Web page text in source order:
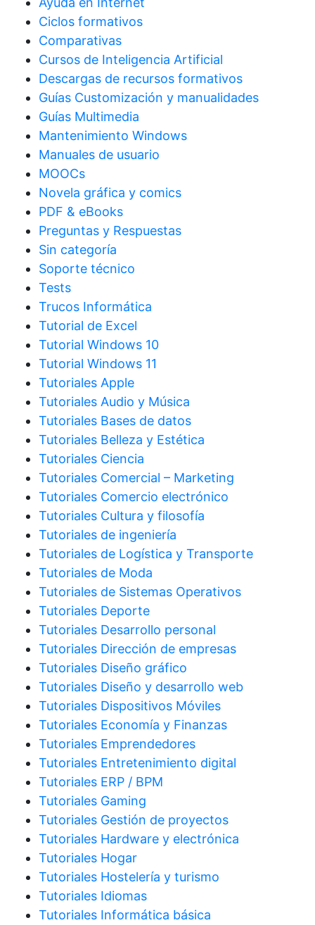
Ciclos formativos
Comparativas
Cursos de Inteligencia Artificial
Descargas de recursos formativos
Guías Customización y manualidades
Guías Multimedia
Mantenimiento Windows
Manuales de usuario
MOOCs
Novela gráfica y comics
PDF & eBooks
Preguntas y Respuestas
Sin categoría
Soporte técnico
Tests
Trucos Informática
Tutorial de Excel
Tutorial Windows 10
Tutorial Windows 11
Tutoriales Apple
Tutoriales Audio y Música
Tutoriales Bases de datos
Tutoriales Belleza y Estética
Tutoriales Ciencia
Tutoriales Comercial – Marketing
Tutoriales Comercio electrónico
Tutoriales Cultura y filosofía
Tutoriales de ingeniería
Tutoriales de Logística y Transporte
Tutoriales de Moda
Tutoriales de Sistemas Operativos
Tutoriales Deporte
Tutoriales Desarrollo personal
Tutoriales Dirección de empresas
Tutoriales Diseño gráfico
Tutoriales Diseño y desarrollo web
Tutoriales Dispositivos Móviles
Tutoriales Economía y Finanzas
Tutoriales Emprendedores
Tutoriales Entretenimiento digital
Tutoriales ERP / BPM
Tutoriales Gaming
Tutoriales Gestión de proyectos
Tutoriales Hardware y electrónica
Tutoriales Hogar
Tutoriales Hostelería y turismo
Tutoriales Idiomas
Tutoriales Informática básica